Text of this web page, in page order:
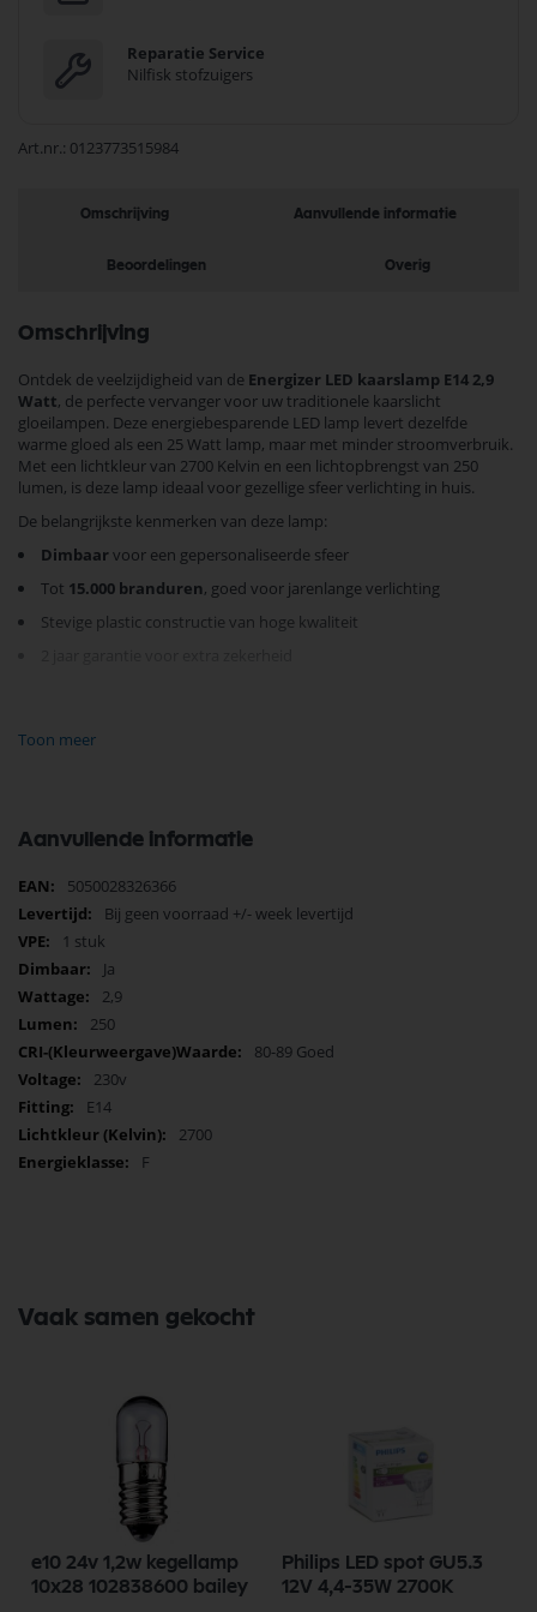
Reparatie Service
Nilfisk stofzuigers
Art.nr. 0123773515984
Omschrijving Aanvullende informatie
Beoordelingen Overig
Omschrijving
Ontdek de veelzijdigheid van de Energizer LED kaarslamp E14 2,9
Watt, de perfecte vervanger voor uw traditionele kaarslicht
gloeilampen. Deze energiebesparende LED lamp levert dezelfde
warme gloed als een 25 Watt lamp, maar met minder stroomverbruik.
Met een lichtkleur van 2700 Kelvin en een lichtopbrengst van 250
lumen, is deze lamp ideaal voor gezellige sfeer verlichting in huis.
De belangrijkste kenmerken van deze lamp:
Dimbaar voor een gepersonaliseerde sfeer
Tot 15.000 branduren, goed voor jarenlange verlichting
Stevige plastic constructie van hoge kwaliteit
voor elk moment en bespaar tegelijkertijd op energiekosten. Kies voor
Geef uw huis een warme en uitnodigende uitstraling.
ervaar de kwaliteit en de energiebesparing van Energizer verlichting.
Toon meer
Aanvullende informatie
Meer
informatie
5050028326366
Bij geen voorraad +/- week levertijd
1 stuk
Ja
2,9
250
80-89 Goed
230v
E14
2700
F
Vaak samen gekocht
e10 24v 1,2w kegellamp
10x28 102838600 bailey
Philips LED spot GU5.3
12V 4,4-35W 2700K